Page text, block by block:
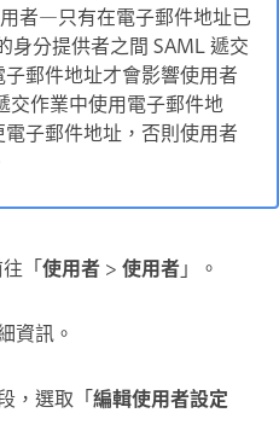
者—只有在電子郵件地址已
身分提供者之間 SAML 遞交
郵件地址才會影響使用者
交作業中使用電子郵件地
子郵件地址， 否則使用者
「使用者 > 使用者」。
資訊。
，選取「編輯使用者設定